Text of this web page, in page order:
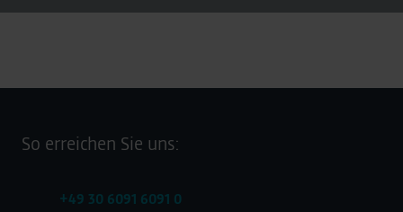
So erreichen Sie uns:
+49 30 6091 6091 0